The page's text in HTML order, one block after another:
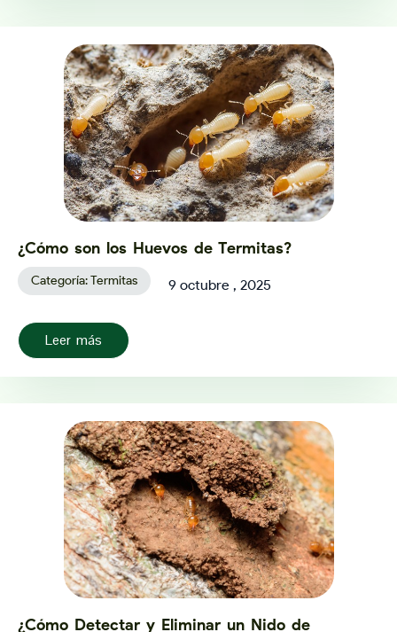
¿Cómo son los Huevos de Termitas?
Categoría:Termitas 9 octubre , 2025
Leer más
¿Cómo Detectar y Eliminar un Nido de